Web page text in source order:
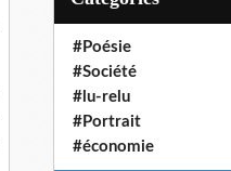
#Poésie
#Société
#lu-relu
#Portrait
#économie